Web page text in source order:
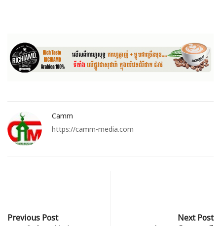
Camm
https://camm-media.com
Previous Post Next Post